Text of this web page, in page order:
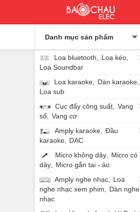
Danh mục sản phẩm
Loa bluetooth
Loa kéo
Loa Soundbar
Loa karaoke
Dàn karaoke
Loa sub
Cục đẩy công suất
Vang
số
Vang cơ
Amply karaoke
Đầu
karaoke
DAC
Micro không dây
Micro có
dây
Micro gắn tai - áo
Amply nghe nhạc
Loa
nghe nhạc xem phim
Dàn nghe
nhạc